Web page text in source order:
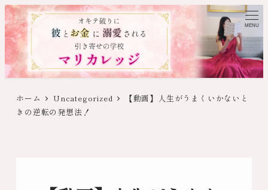
MENU
ホーム Uncategorized
【動画】人生がうまくいかないと
きの逆転の発想法！